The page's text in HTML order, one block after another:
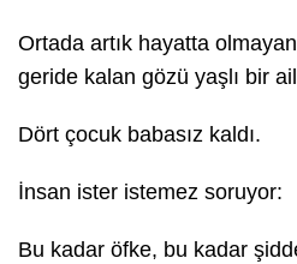
Ortada artık hayatta
geride kalan gözü yaşlı bir
Dört çocuk babasız kaldı.
İnsan ister istemez soruyor:
Bu kadar öfke, bu kadar